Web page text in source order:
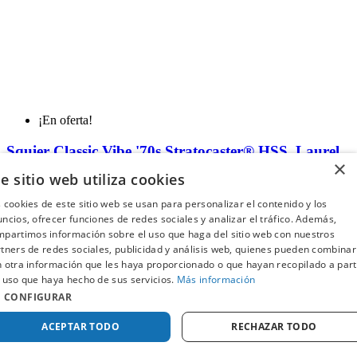
¡En oferta!
Squier Classic Vibe '70s Stratocaster® HSS, Laurel
FEND-0374024592
SQUIER
Disponible
388,00 €
Comprar
×
sitio web utiliza cookies
cookies de este sitio web se usan para personalizar el contenido y los
ofrecer funciones de redes sociales y analizar el tráfico. Además,
información sobre el uso que haga del sitio web con nuestros
de redes sociales, publicidad y análisis web, quienes pueden
otra información que les haya proporcionado o que hayan recopilado a
que haya hecho de sus servicios. Más información
CONFIGURAR
ACEPTAR TODO RECHAZAR TODO